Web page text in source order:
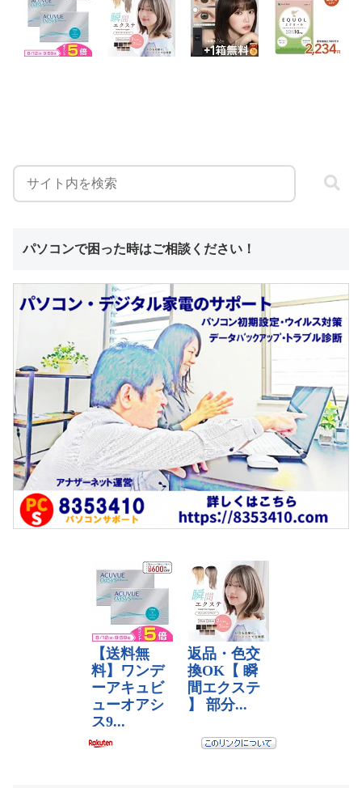
パソコンで困った時はご相談ください！